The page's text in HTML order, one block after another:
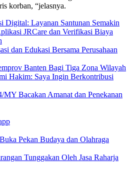
korban, “jelasnya.
Digital: Layanan Santunan Semakin
JRCare dan Verifikasi Biaya
dan Edukasi Bersama Perusahaan
Banten Bagi Tiga Zona Wilayah
Hakim: Saya Ingin Berkontribusi
MY Bacakan Amanat dan Penekanan
Pekan Budaya dan Olahraga
Tunggakan Oleh Jasa Raharja